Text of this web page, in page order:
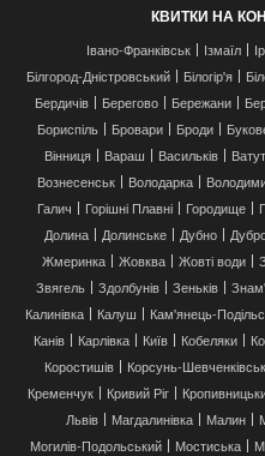
КВИТКИ НА
Івано-Франківськ Ізмаїл
Білгород-Дністровський
Білогір'я
Бердичів
Берегово Бережани
Бориспіль
Бровари Броди
Вінниця
Вараш Васильків
Вознесенськ
Володарка
Галич
Горішні Плавні Городище
Долина
Долинське Дубно
Жмеринка
Жовква Жовті води
Звягель
Здолбунів Зеньків
Калинівка
Калуш Кам'янець-
Канів
Карлівка Київ Кобеляки
Коростишів
Корсунь-
Кременчук
Кривий Ріг
Львів
Магдалинівка Малин
Могилів-Подольський
Мостиська